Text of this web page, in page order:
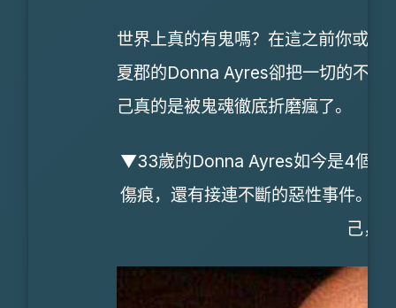
世界上真的有鬼嗎？在這之前你或許
夏郡的Donna Ayres卻把一切的不可
己真的是被鬼魂徹底折磨瘋了。
▼33歲的Donna Ayres如今是4個孩
傷痕，還有接連不斷的惡性事件。
己，